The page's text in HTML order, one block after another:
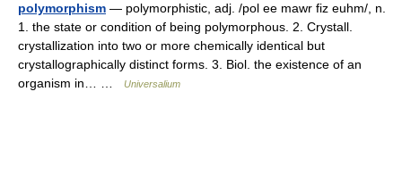
polymorphism — polymorphistic, adj. /pol ee mawr fiz euhm/, n.
1. the state or condition of being polymorphous. 2. Crystall.
crystallization into two or more chemically identical but
crystallographically distinct forms. 3. Biol. the existence of an
organism in… …
Universalium